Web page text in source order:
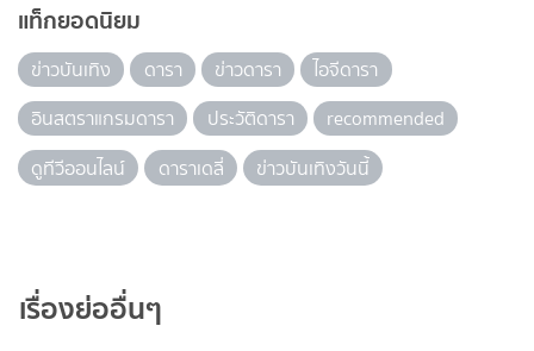
แท็กยอดนิยม
ข่าวบันเทิง ดารา ข่าวดารา
ไอจีดารา
อินสตราแกรมดารา
ประวัติดารา
recommended
ดูทีวีออนไลน์
ดาราเดลี่ ข่าวบันเทิงวันนี้
เรื่องย่ออื่นๆ